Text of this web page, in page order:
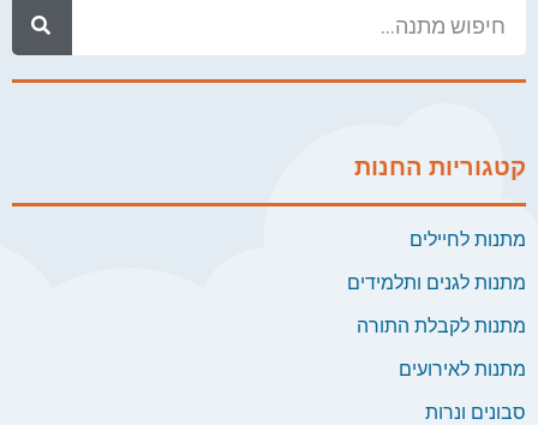
קטגוריות החנות
מתנות לחיילים
מתנות לגנים ותלמידים
מתנות לקבלת התורה
מתנות לאירועים
סבונים ונרות